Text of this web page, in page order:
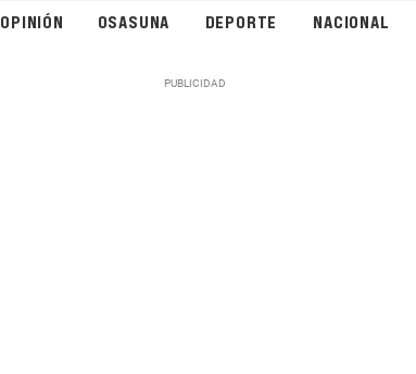
OPINIÓN OSASUNA DEPORTE NACIONAL